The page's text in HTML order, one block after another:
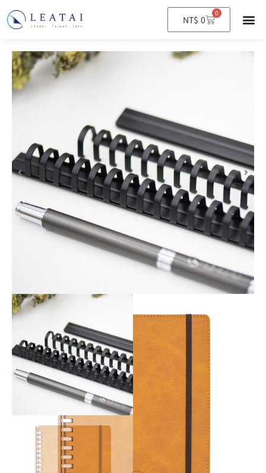
NT$ 0
0
購
物